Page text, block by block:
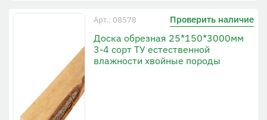
Арт.: 08578 Проверить наличие
Доска обрезная 25*150*3000мм
3-4 сорт ТУ естественной
влажности хвойные породы